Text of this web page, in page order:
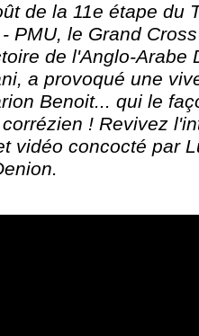
de la 11e étape du
PMU, le Grand
de l'Anglo-Arabe
a provoqué une
Benoit... qui le
! Revivez
vidéo concocté par